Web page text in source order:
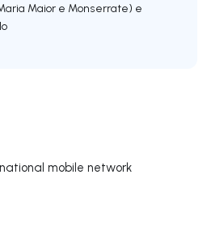
mobile network
Maior e Monserrate) e